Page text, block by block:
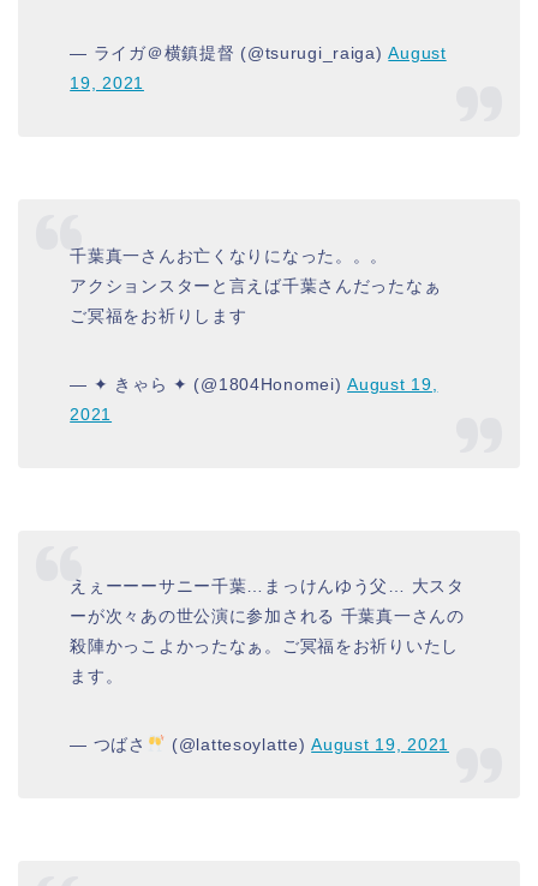
— ライガ＠横鎮提督 (@tsurugi_raiga)August
19, 2021
千葉真一さんお亡くなりになった。。。
アクションスターと言えば千葉さんだったなぁ
ご冥福をお祈りします
— ✦ きゃら ✦ (@1804Honomei)August 19,
2021
えぇーーーサニー千葉…まっけんゆう父… 大スタ
ーが次々あの世公演に参加される 千葉真一さんの
殺陣かっこよかったなぁ。ご冥福をお祈りいたし
ます。
— つばさ (@lattesoylatte)August 19, 2021